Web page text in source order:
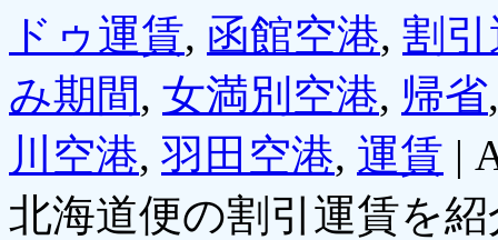
ドゥ運賃, 函館空港, 割
み期間, 女満別空港, 帰省
川空港, 羽田空港, 運賃 |
北海道便の割引運賃を